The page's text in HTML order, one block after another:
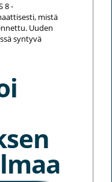
8 -
mistä
Uuden
syntyvä